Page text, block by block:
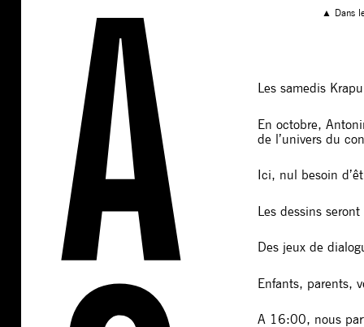
▲ Dans
Les samedis
En octobre,
de l’univers du
Ici, nul besoin
Les dessins
Des jeux de
Enfants, parents,
A 16:00, nous